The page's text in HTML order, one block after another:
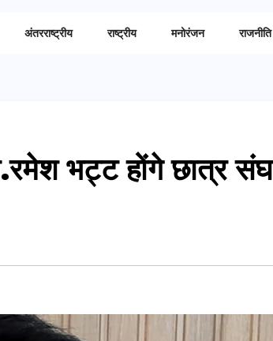
अंतरराष्ट्रीय राष्ट्रीय मनोरंजन राजनीति
भट्ट होंगे छात्र संघ